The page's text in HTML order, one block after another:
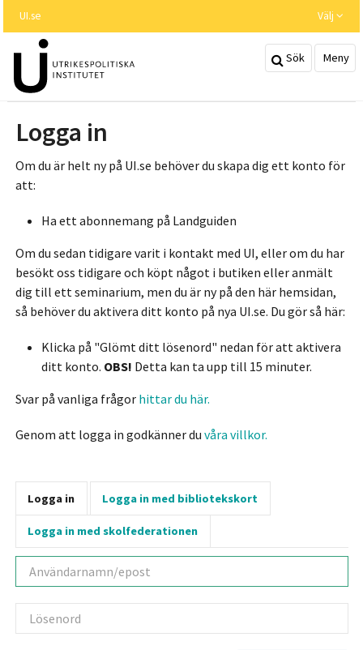
huvudinnehållet
UI.se Välj
Sök Meny
Logga in
Om du är helt ny på UI.se behöver du skapa dig ett konto för
att:
Ha ett abonnemang på Landguiden
Om du sedan tidigare varit i kontakt med UI, eller om du har
besökt oss tidigare och köpt något i butiken eller anmält
dig till ett seminarium, men du är ny på den här hemsidan,
så behöver du aktivera ditt konto på nya UI.se. Du gör så här:
Klicka på "Glömt ditt lösenord" nedan för att aktivera
ditt konto. OBS! Detta kan ta upp till 15 minuter.
Svar på vanliga frågor hittar du här.
Genom att logga in godkänner du våra villkor.
Logga in Logga in med bibliotekskort
Logga in med skolfederationen
Användarnamn
Lösenord